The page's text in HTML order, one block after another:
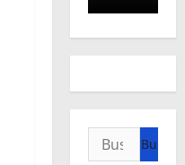
Buscar: